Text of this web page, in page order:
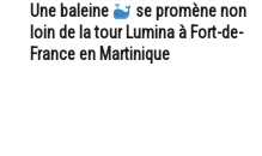
Une baleine
se promène non
loin de la tour Lumina à Fort-de-
France en Martinique